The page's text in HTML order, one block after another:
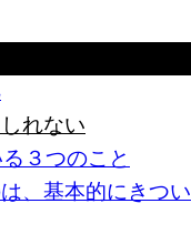
れない
３つのこと
、基本的にきつい